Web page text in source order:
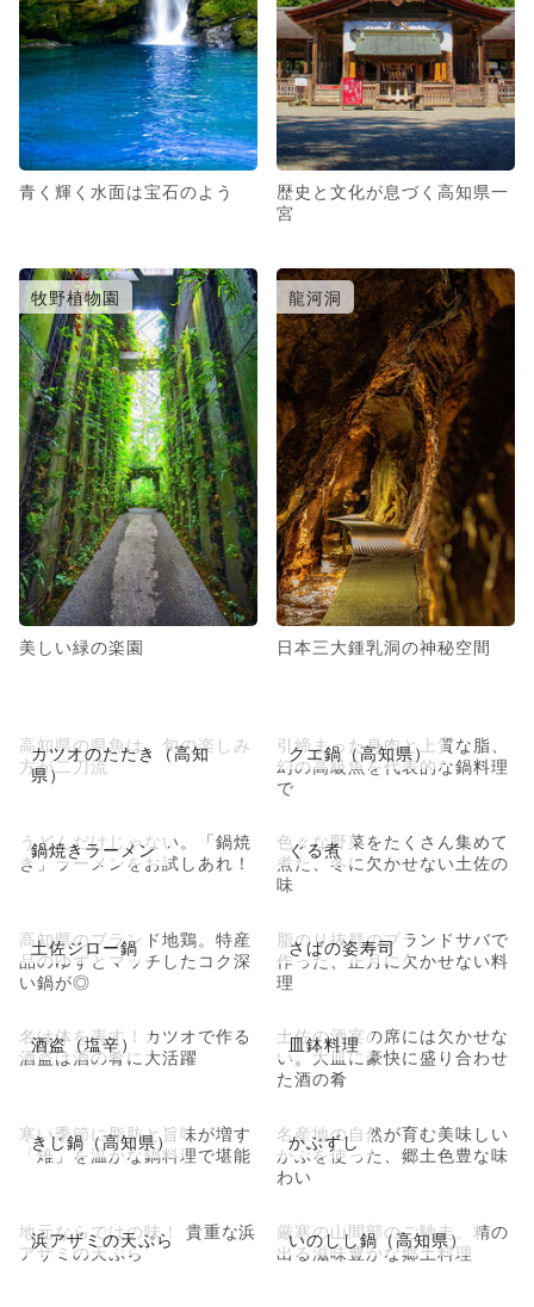
青く輝く水面は宝石のよう
歴史と文化が息づく高知県一
宮
牧野植物園
美しい緑の楽園
龍河洞
日本三大鍾乳洞の神秘空間
カツオのたたき（高知
県）
高知県の県魚は、旬の楽しみ
方が二刀流
クエ鍋（高知県）
引締まった身肉と上質な脂、
幻の高級魚を代表的な鍋料理
で
鍋焼きラーメン
うどんだけじゃない。「鍋焼
き」ラーメンをお試しあれ！
ぐる煮
色々な野菜をたくさん集めて
煮た、冬に欠かせない土佐の
味
土佐ジロー鍋
高知県のブランド地鶏。特産
品のゆずとマッチしたコク深
い鍋が◎
さばの姿寿司
脂のり抜群のブランドサバで
作った、正月に欠かせない料
理
酒盗（塩辛）
名は体を表す！カツオで作る
酒盗は酒の肴に大活躍
皿鉢料理
土佐の酒宴の席には欠かせな
い。大皿に豪快に盛り合わせ
た酒の肴
きじ鍋（高知県）
寒い季節に脂肪と旨味が増す
「雉」を温かな鍋料理で堪能
かぶずし
名産地の自然が育む美味しい
かぶを使った、郷土色豊な味
わい
浜アザミの天ぷら
地元ならではの味！ 貴重な浜
アザミの天ぷら
いのしし鍋（高知県）
厳寒の山間部のご馳走。精の
出る滋味豊かな郷土料理